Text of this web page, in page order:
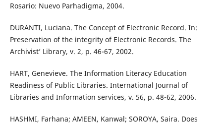
Rosario: Nuevo Parhadigma, 2004.
DURANTI, Luciana. The Concept of Electronic Record. In:
Preservation of the integrity of Electronic Records. The
Archivist’ Library, v. 2, p. 46-67, 2002.
HART, Genevieve. The Information Literacy Education
Readiness of Public Libraries. International Journal of
Libraries and Information services, v. 56, p. 48-62, 2006.
HASHMI, Farhana; AMEEN, Kanwal; SOROYA, Saira. Does